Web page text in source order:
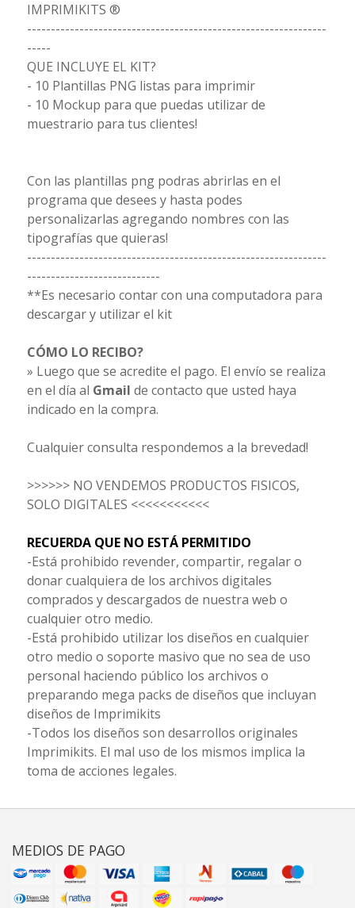
IMPRIMIKITS ®
---------------------------------------------------------------
-----
QUE INCLUYE EL KIT?
- 10 Plantillas PNG listas para imprimir
- 10 Mockup para que puedas utilizar de
muestrario para tus clientes!
Con las plantillas png podras abrirlas en el
programa que desees y hasta podes
personalizarlas agregando nombres con las
tipografías que quieras!
---------------------------------------------------------------
----------------------------
**Es necesario contar con una computadora para
descargar y utilizar el kit
CÓMO LO RECIBO?
» Luego que se acredite el pago. El envío se realiza
en el día al Gmail de contacto que usted haya
indicado en la compra.
Cualquier consulta respondemos a la brevedad!
>>>>>> NO VENDEMOS PRODUCTOS FISICOS,
SOLO DIGITALES <<<<<<<<<<<
RECUERDA QUE NO ESTÁ PERMITIDO
-Está prohibido revender, compartir, regalar o
donar cualquiera de los archivos digitales
comprados y descargados de nuestra web o
cualquier otro medio.
-Está prohibido utilizar los diseños en cualquier
otro medio o soporte masivo que no sea de uso
personal haciendo público los archivos o
preparando mega packs de diseños que incluyan
diseños de Imprimikits
-Todos los diseños son desarrollos originales
Imprimikits. El mal uso de los mismos implica la
toma de acciones legales.
MEDIOS DE PAGO